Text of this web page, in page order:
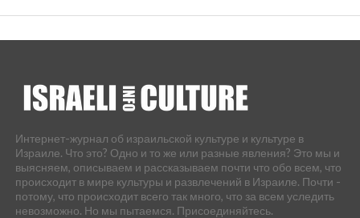
Интернет-журнал об израильской культуре и культуре в
Израиле. Что это? Одно и то же или разные явления? Это мы и
выясняем, описываем и рассказываем почти что обо всем, что
происходит в мире культуры и развлечений в Израиле. Почти -
потому, что происходит всего так много, что за всем уследить
невозможно. Но мы пытаемся. Присоединяйтесь.